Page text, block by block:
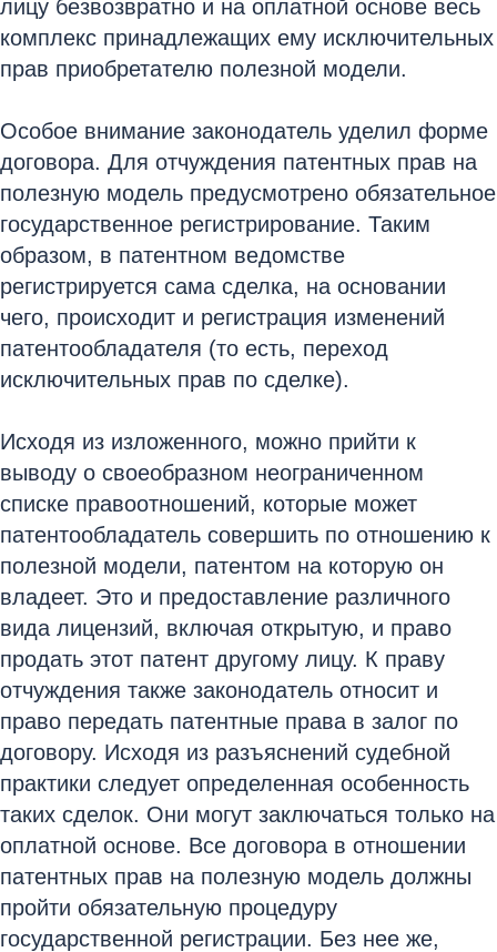
лицу безвозвратно и на оплатной основе весь
комплекс принадлежащих ему исключительных
прав приобретателю полезной модели.
Особое внимание законодатель уделил форме
договора. Для отчуждения патентных прав на
полезную модель предусмотрено обязательное
государственное регистрирование. Таким
образом, в патентном ведомстве
регистрируется сама сделка, на основании
чего, происходит и регистрация изменений
патентообладателя (то есть, переход
исключительных прав по сделке).
Исходя из изложенного, можно прийти к
выводу о своеобразном неограниченном
списке правоотношений, которые может
патентообладатель совершить по отношению к
полезной модели, патентом на которую он
владеет. Это и предоставление различного
вида лицензий, включая открытую, и право
продать этот патент другому лицу. К праву
отчуждения также законодатель относит и
право передать патентные права в залог по
договору. Исходя из разъяснений судебной
практики следует определенная особенность
таких сделок. Они могут заключаться только на
оплатной основе. Все договора в отношении
патентных прав на полезную модель должны
пройти обязательную процедуру
государственной регистрации. Без нее же,